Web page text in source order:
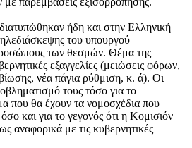
ήδη και στην Ελληνική
του υπουργού
των θεσμών. Θέμα της
εξαγγελίες (μειώσεις φόρων,
νέα πάγια ρύθμιση, κ. ά). Οι
τους τόσο για το
που θα έχουν τα νομοσχέδια που
και για το γεγονός ότι η Κομισιόν
αναφορικά με τις κυβερνητικές